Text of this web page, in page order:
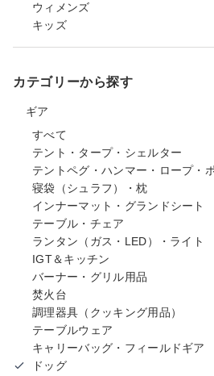
ウィメンズ
キッズ
カテゴリーから探す
ギア
すべて
テント・タープ・シェルター
テントペグ・ハンマー・ロープ・
寝袋（シュラフ）・枕
インナーマット・グランドシート
テーブル・チェア
ランタン（ガス・LED）・ライト
IGT＆キッチン
バーナー・グリル用品
焚火台
調理器具（クッキング用品）
テーブルウェア
キャリーバッグ・フィールドギア
ドッグ